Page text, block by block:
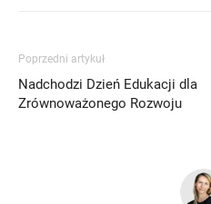
Poprzedni artykuł
Nadchodzi Dzień Edukacji dla
Zrównoważonego Rozwoju